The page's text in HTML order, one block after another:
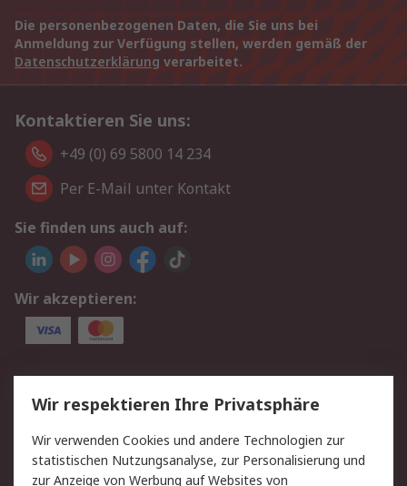
Die personenbezogenen Daten, die Sie uns bei
Anmeldung zur Verfügung stellen, werden gemäß der
Datenschutzerklärung verarbeitet.
Kontaktieren Sie uns:
+49 (0) 69 5800 14 234
Per E-Mail unter Kontakt
Sie finden uns auch auf:
Wir akzeptieren:
Service
Value Added Services
Lieferlösungen
Rücksendungen
Kontakt
Hilfe
Privatkunden
Wir respektieren Ihre Privatsphäre
Wir verwenden Cookies und andere Technologien zur
statistischen Nutzungsanalyse, zur Personalisierung und
zur Anzeige von Werbung auf Websites von